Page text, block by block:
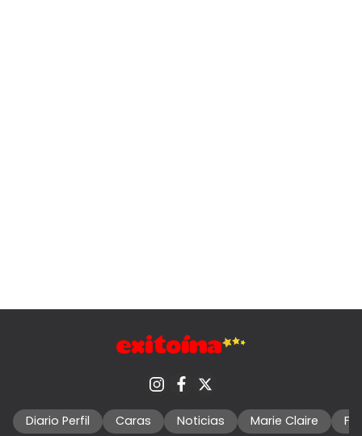
Diario Perfil Caras Noticias Marie Claire